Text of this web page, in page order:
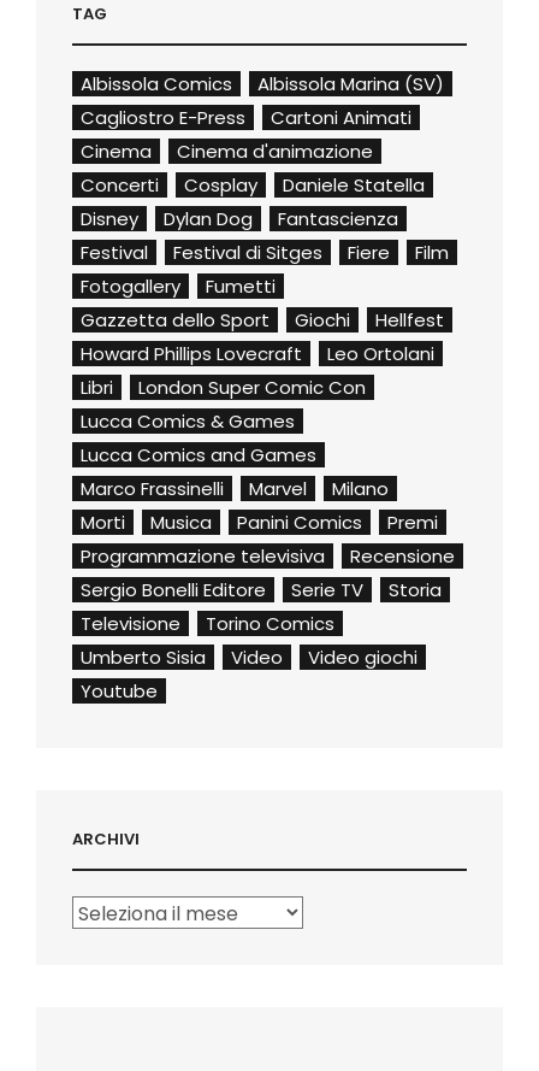
TAG
Albissola Comics
Albissola Marina (SV)
Cagliostro E-Press
Cartoni Animati
Cinema
Cinema d'animazione
Concerti
Cosplay
Daniele Statella
Disney
Dylan Dog
Fantascienza
Festival
Festival di Sitges Fiere
Film
Fotogallery
Fumetti
Gazzetta dello Sport
Giochi
Hellfest
Howard Phillips Lovecraft
Leo Ortolani
Libri
London Super Comic Con
Lucca Comics & Games
Lucca Comics and Games
Marco Frassinelli
Marvel
Milano
Morti
Musica Panini Comics
Premi
Programmazione televisiva
Recensione
Sergio Bonelli Editore
Serie TV
Storia
Televisione
Torino Comics
Umberto Sisia
Video
Video giochi
Youtube
ARCHIVI
Archivi